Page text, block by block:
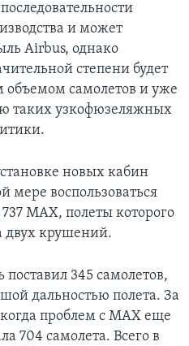
и может
Airbus, однако
степени будет
самолетов и уже
таких узкофюзеляжных
новых кабин
мере воспользоваться
MAX, полеты которого
двух крушений.
поставил 345 самолетов,
дальностью полета. За
проблем с MAX еще
704 самолета. Всего в